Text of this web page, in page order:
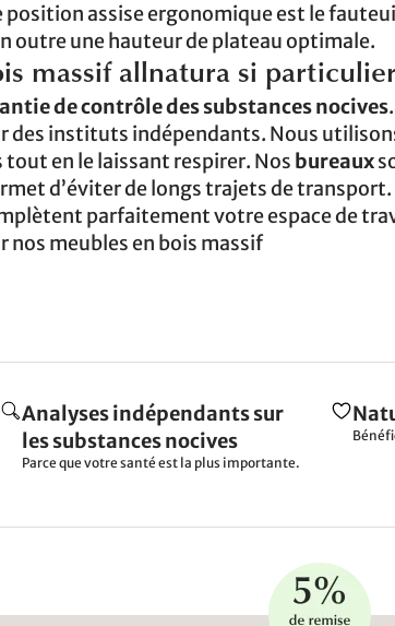
assise ergonomique est le
outre une hauteur de plateau optimale.
massif allnatura si
de contrôle des substances nocives
instituts indépendants. Nous
en le laissant respirer. Nos bureaux
d’éviter de longs trajets de transport.
parfaitement votre espace de
nos meubles en bois massif
Analyses indépendants sur
les substances nocives
Parce que votre santé est la plus importante.